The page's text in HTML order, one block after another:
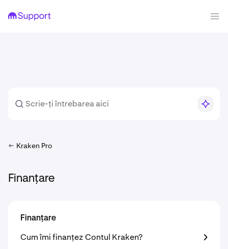
Kraken Pro
Finanțare
Finanțare
Cum îmi finanțez Contul Kraken?